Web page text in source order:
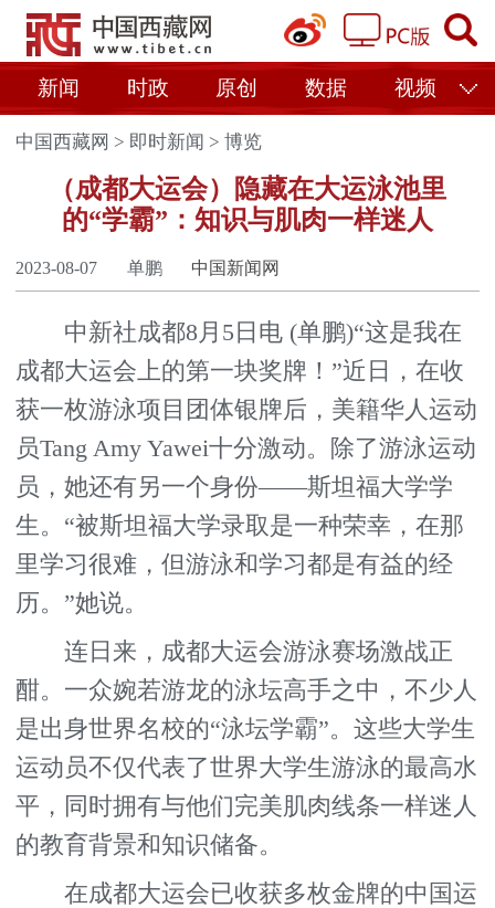
新闻 时政 原创 数据 视频
中国西藏网 > 即时新闻 >博览
（成都大运会）隐藏在大运泳池里
的“学霸”：知识与肌肉一样迷人
2023-08-07 单鹏 中国新闻网
中新社成都8月5日电 (单鹏)“这是我在
成都大运会上的第一块奖牌！”近日，在收
获一枚游泳项目团体银牌后，美籍华人运动
员Tang Amy Yawei十分激动。除了游泳运动
员，她还有另一个身份——斯坦福大学学
生。“被斯坦福大学录取是一种荣幸，在那
里学习很难，但游泳和学习都是有益的经
历。”她说。
连日来，成都大运会游泳赛场激战正
酣。一众婉若游龙的泳坛高手之中，不少人
是出身世界名校的“泳坛学霸”。这些大学生
运动员不仅代表了世界大学生游泳的最高水
平，同时拥有与他们完美肌肉线条一样迷人
的教育背景和知识储备。
在成都大运会已收获多枚金牌的中国运